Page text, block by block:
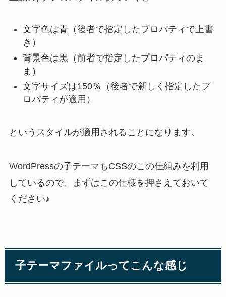
文字色は青（後者で指定したプロパティで上書
き）
背景色は黒（前者で指定したプロパティのま
ま）
文字サイズは150％（後者で新しく指定したプ
ロパティが適用）
というスタイルが適用されることになります。
WordPressの子テーマもCSSのこの仕組みを利用
しているので、まずはこの仕様を押さえておいて
ください♪
子テーマファイルってこんな感じ